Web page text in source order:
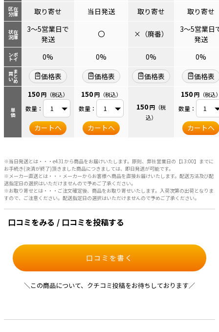
在庫
区分
在庫
状況
ポイ
ント
まとめ
買い
単価
取り寄せ 当日発送 取り寄せ
取り寄せ
3～5営業日で
発送
〇 ×（廃番）
3～5営業日
発送
0%
0% 0%
0%
価格表
価格表 価格表
価格表
150円 （税込）
数量：
カートへ
150円 （税込）
数量：
カートへ
150円 （税
込）
150円 （税込
数量：
カートへ
※当日発送とは・・・e431から商品をお届けいたします。原則、弊社営業日の【13:00】までに
お手続き(決済が終了)頂きました商品につきましては、即日発送が可能です。
※メーカー直送とは・・・メーカーからお客様へ商品を直接お届けいたします。配送方法及び配
送指定日の選択はいただけませんので予めご了承ください。
※お取り寄せとは・・・ご注文確定後、商品をお取り寄せいたします。入荷次第の出荷となりま
すので、ご注意ください。配送指定日の選択はいただけませんので予めご了承ください。
口コミをみる / 口コミを投稿する
口コミを書く
＼この商品について、クチコミ投稿をお待ちしております／